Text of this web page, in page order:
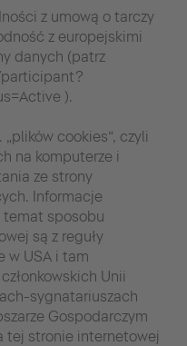
z umową o tarczy
z europejskimi
danych (patrz
).
cookies“, czyli
na komputerze i
ze strony
Informacje
temat sposobu
są z reguły
w USA i tam
Unii
sygnatariuszach
Gospodarczym
tej stronie internetowej